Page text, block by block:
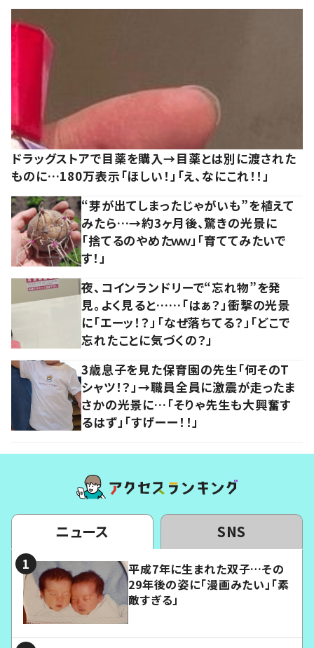
ドラッグストアで目薬を購入→目薬とは別に渡された
ものに…180万表示「ほしい！」「え、なにこれ！！」
“芽が出てしまったじゃがいも”を植えて
みたら…→約3ヶ月後、驚きの光景に
「捨てるのやめたｗｗ」「育ててみたいで
す！」
夜、コインランドリーで“忘れ物”を発
見。よく見ると……「はぁ？」衝撃の光景
に「エーッ！？」「なぜ落ちてる？」「どこで
忘れたことに気づくの？」
3歳息子を見た保育園の先生「何そのT
シャツ！？」→職員全員に激震が走ったま
さかの光景に…「そりゃ先生も大興奮す
るはず」「すげーー！！」
ニュース SNS
平成7年に生まれた双子…その
29年後の姿に「漫画みたい」「素
敵すぎる」